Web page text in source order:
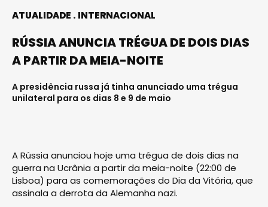
ATUALIDADE INTERNACIONAL
RÚSSIA ANUNCIA TRÉGUA DE DOIS DIAS
A PARTIR DA MEIA-NOITE
A presidência russa já tinha anunciado uma trégua
unilateral para os dias 8 e 9 de maio
A Rússia anunciou hoje uma trégua de dois dias na
guerra na Ucrânia a partir da meia-noite (22:00 de
Lisboa) para as comemorações do Dia da Vitória, que
assinala a derrota da Alemanha nazi.